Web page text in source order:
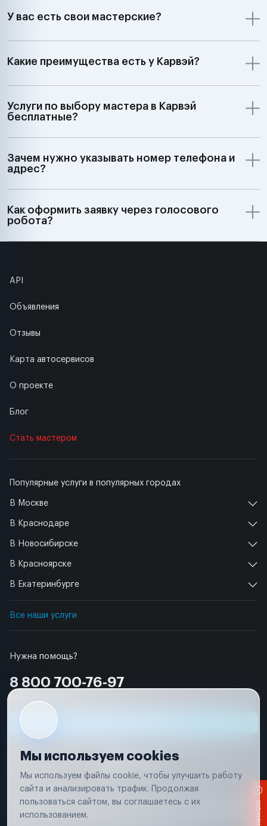
У вас есть свои мастерские?
Какие преимущества есть у Карвэй?
Услуги по выбору мастера в Карвэй
бесплатные?
Зачем нужно указывать номер телефона и
адрес?
Как оформить заявку через голосового
робота?
Нужна помощь?
8 800 700-76-97
Популярные услуги в популярных городах
В Москве
В Краснодаре
В Новосибирске
В Красноярске
В Екатеринбурге
Все наши услуги
API
Объявления
Отзывы
Карта автосервисов
О проекте
Блог
Стать мастером
Условия использования
Вся информация, представленная на сайте, носит исключительно
соответствии с положениями статьи 437 (п. 2) Гражданского кодекса
Мы используем cookies
Мы используем файлы cookie, чтобы улучшить работу
сайта и анализировать трафик. Продолжая
пользоваться сайтом, вы соглашаетесь с их
использованием.